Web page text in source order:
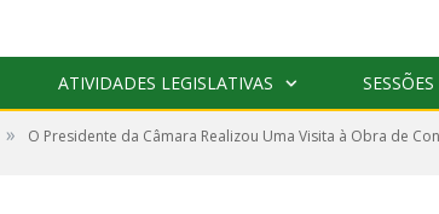
ATIVIDADES LEGISLATIVAS SESSÕES
» O Presidente da Câmara Realizou Uma Visita à Obra de